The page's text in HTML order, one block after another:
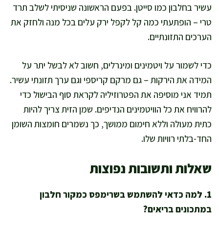
עשיר בחלבון כמו סייטן. בפעם הראשונה שניסיתי לשלב תרד
טרי – הופתעתי כמה קל לקפל ירק עלים בכל מנה ולחזק את
הערכים התזונתיים.
כדי לשמור על ויטמינים ומינרלים, חשוב לא לבשל יתר על
המידה את הירקות – גם מרקם קריספי וגם ערך תזונתי עשיר.
תמיד אני מוסיפה את הפטרוזיליה לקראת סוף הבישול כדי
להרוויח את כל הוויטמינים הנדיפים. שמן הזית צריך להיות
כתית מעולה וללא חימום ממושך, כך נשמרים חומצות השומן
החד-בלתי רוויות שלו.
שאלות ותשובות נפוצות
1. למה כדאי להשתמש בשרימפס כמקור חלבון
במתכונים בריאים?